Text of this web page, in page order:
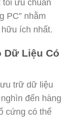
ưu chuẩn
PC” nhằm
ích nhất.
Dữ Liệu Có
trữ dữ liệu
đến hàng
cứng có thể